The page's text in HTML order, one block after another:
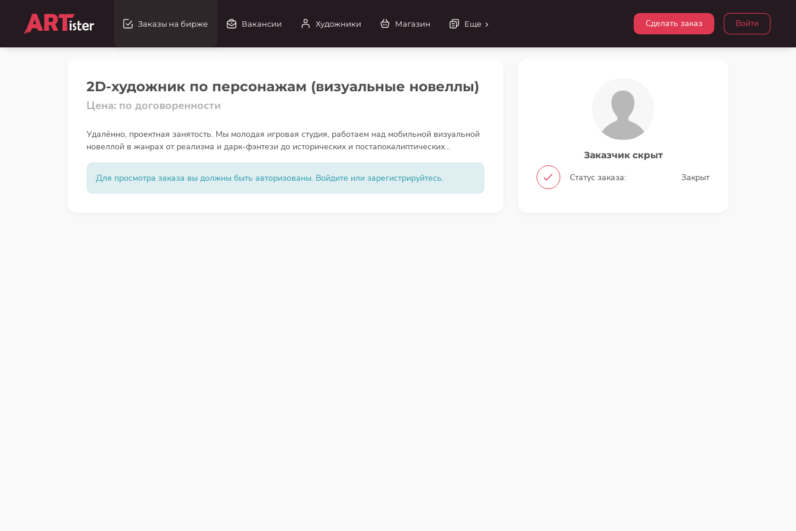
Войти
Сделать заказ
Заказы на бирже Вакансии Художники Магазин Еще
2D-художник по персонажам (визуальные новеллы)
Цена: по договоренности
Удалённо, проектная занятость. Мы молодая игровая студия, работаем над мобильной визуальной
новеллой в жанрах от реализма и дарк-фэнтези до исторических и постапокалиптических
Для просмотра заказа вы должны быть авторизованы. Войдите или зарегистрируйтесь.
Заказчик скрыт
Статус заказа:
Закрыт